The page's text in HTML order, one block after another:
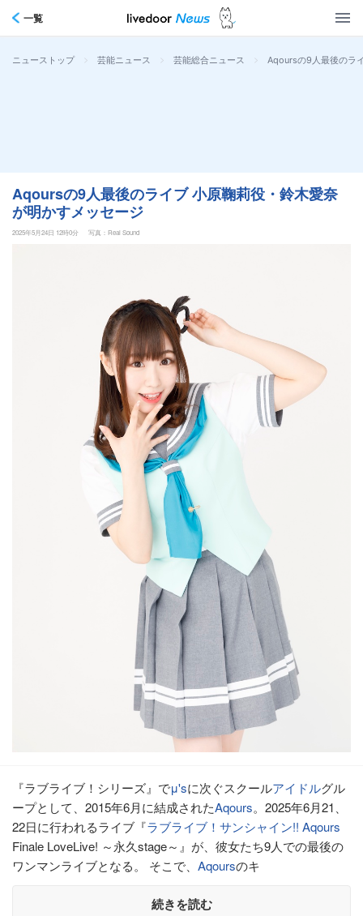
一覧
ニューストップ > 芸能ニュース > 芸能総合ニュース > Aqoursの9人最後のラ
Aqoursの9人最後のライブ 小原鞠莉役・鈴木愛奈
が明かすメッセージ
2025年5月24日 12時0分 写真：Real Sound
『ラブライブ！シリーズ』でμ'sに次ぐスクールアイドルグル
ープとして、2015年6月に結成されたAqours。2025年6月21、
22日に行われるライブ『ラブライブ！サンシャイン!! Aqours
Finale LoveLive! ～永久stage～』が、彼女たち9人での最後の
ワンマンライブとなる。 そこで、 Aqoursのキ
続きを読む